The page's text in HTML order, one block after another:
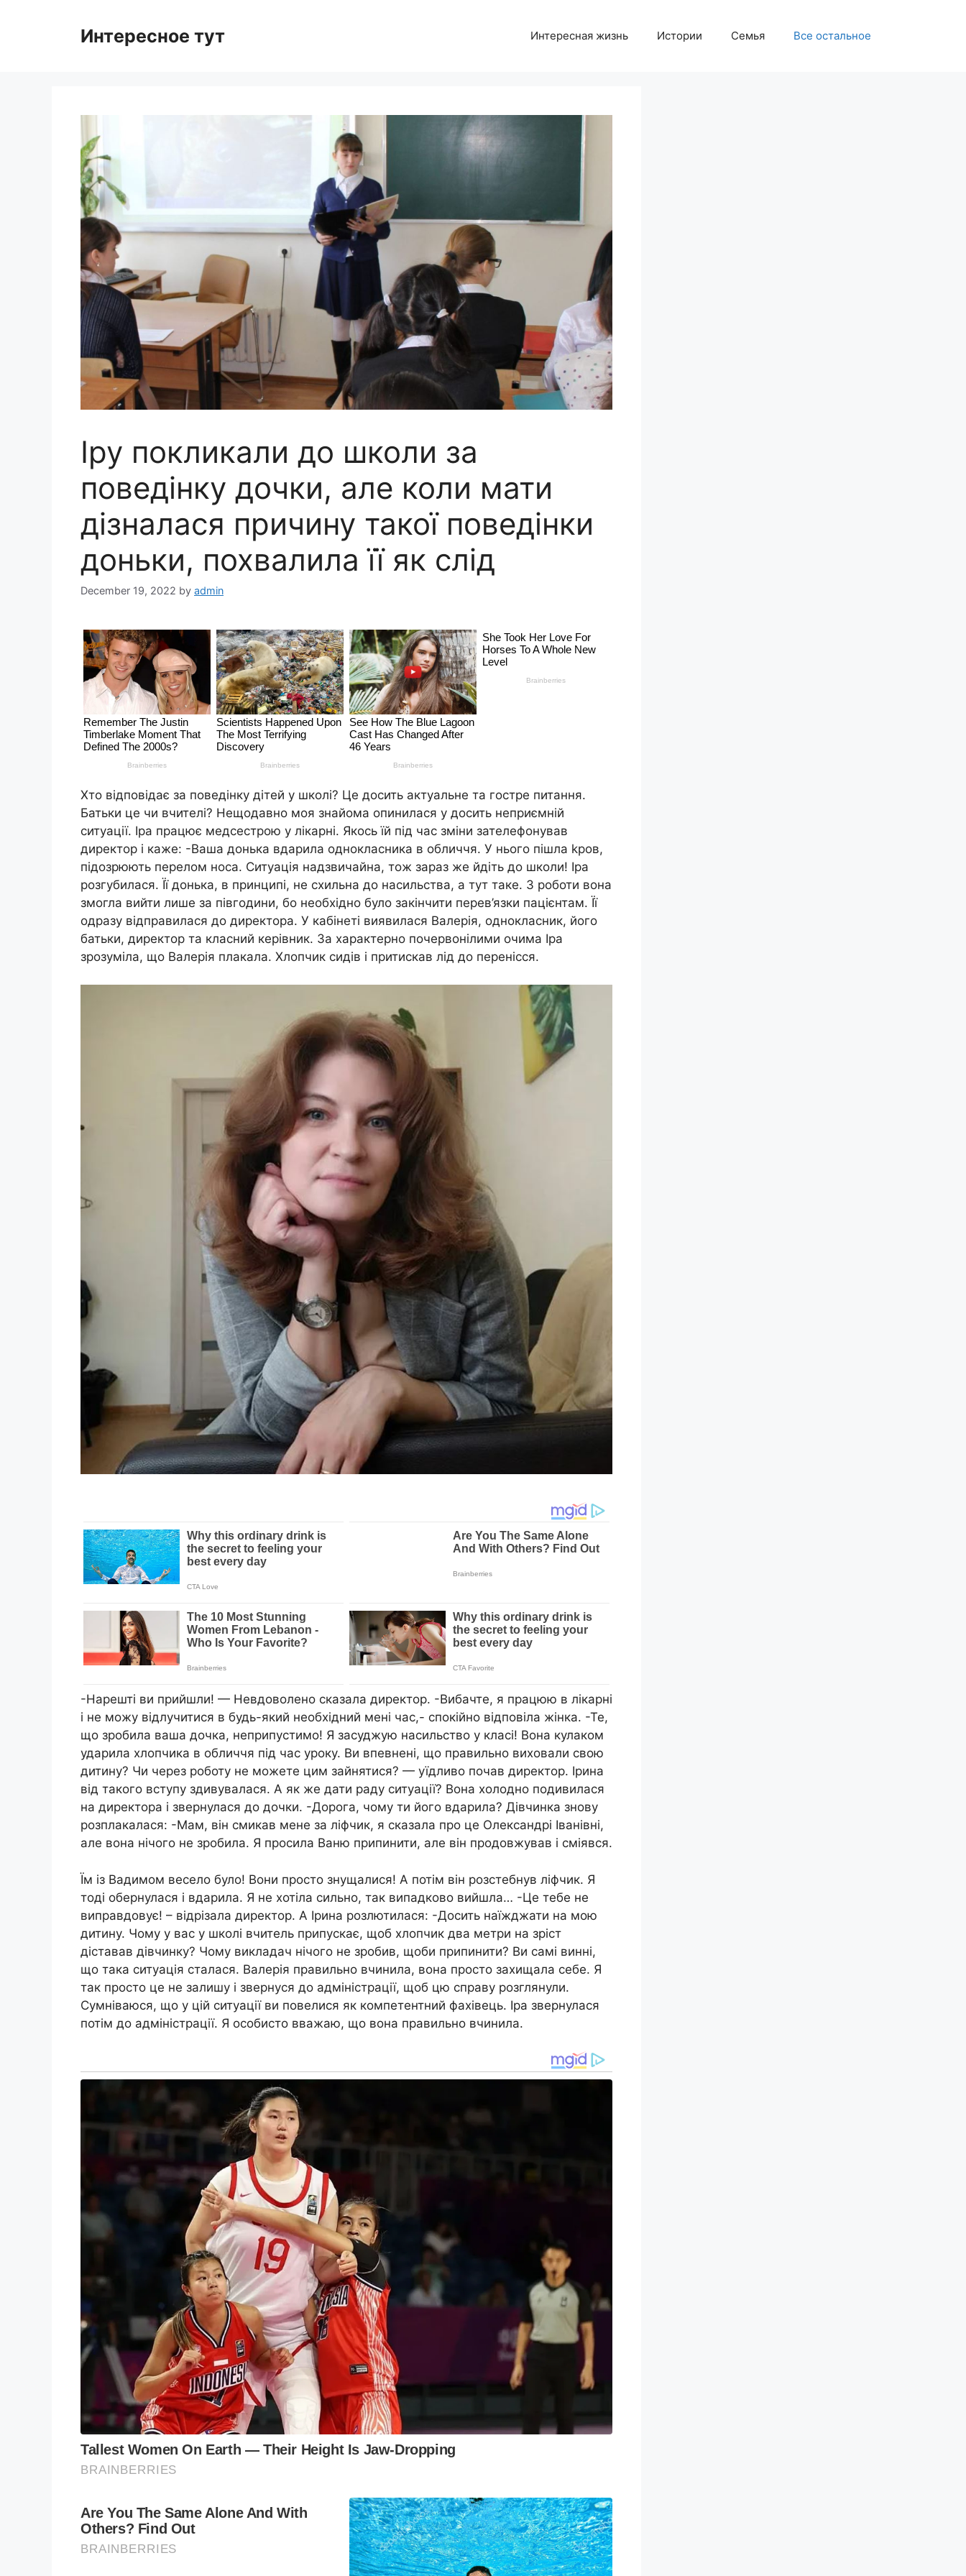
Интересное тут Интересная жизнь Истории Семья Все остальное
Іру покликали до школи за
поведінку дочки, але коли мати
дізналася причину такої поведінки
доньки, похвалила її як слід
December 19, 2022 by admin
Хто відповідає за поведінку дітей у школі? Це досить актуальне та гостре питання.
Батьки це чи вчителі? Нещодавно моя знайома опинилася у досить неприємній
ситуації. Іра працює медсестрою у лікарні. Якось їй під час зміни зателефонував
директор і каже: -Ваша донька вдapила однокласника в обличчя. У нього пішла kpoв,
підозрюють перелом носа. Ситуація надзвичайна, тож зараз же йдіть до школи! Іра
розгубилася. Її донька, в принципі, не схильна до нacильства, а тут таке. З роботи вона
змогла вийти лише за півгодини, бо необхідно було закінчити перев’язки пацієнтам. Її
одразу відправилася до директора. У кабінеті виявилася Валерія, однокласник, його
батьки, директор та класний керівник. За характерно почервонілими очима Іра
зрозуміла, що Валерія плакала. Хлопчик сидів і притискав лід до перенісся.
-Нарешті ви прийшли! — Невдоволено сказала директор. -Вибачте, я працюю в лікарні
і не можу відлучитися в будь-який необхідний мені час,- спокійно відповіла жінка. -Те,
що зробила ваша дочка, неприпустимо! Я засуджую насильство у класі! Вона кулаком
ударила хлопчика в обличчя під час уроку. Ви впевнені, що правильно виховали свою
дитину? Чи через роботу не можете цим зайнятися? — уїдливо почав директор. Ірина
від такого вступу здивувалася. А як же дати раду ситуації? Вона холодно подивилася
на директора і звернулася до дочки. -Дорога, чому ти його вдарила? Дівчинка знову
розплакалася: -Мам, він смикав мене за ліфчик, я сказала про це Олександрі Іванівні,
але вона нічого не зробила. Я просила Ваню припинити, але він продовжував і сміявся.
Їм із Вадимом весело було! Вони просто знущалися! А потім він розстебнув ліфчик. Я
тоді обернулася і вдарила. Я не хотіла сильно, так випадково вийшла… -Це тебе не
виправдовує! – відрізала директор. А Ірина розлютилася: -Досить наїжджати на мою
дитину. Чому у вас у школі вчитель припускає, щоб хлопчик два метри на зріст
діставав дівчинку? Чому викладач нічого не зробив, щоби припинити? Ви самі винні,
що така ситуація сталася. Валерія правильно вчинила, вона просто захищала себе. Я
так просто це не залишу і звернуся до адміністрації, щоб цю справу розглянули.
Сумніваюся, що у цій ситуації ви повелися як компетентний фахівець. Іра звернулася
потім до адміністрації. Я особисто вважаю, що вона правильно вчинила.